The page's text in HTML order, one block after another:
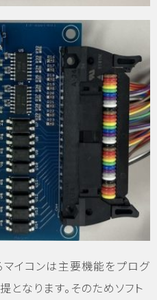
イコンは主要機能をプログ
なります。そのためソフト